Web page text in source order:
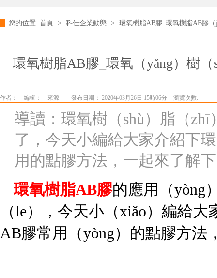
科（kē）佳UV無影膠水動態（tài） 科佳快幹膠動態
您的位置: 首頁 > 科佳企業動態 > 環氧樹脂AB膠_環氧樹脂AB膠
環氧樹脂AB膠_環氧（yǎng）樹
作者： 編輯： 來源： 發布日期： 2020年03月26日 15時06分 瀏覽次數:
導讀：環氧樹（shù）脂（
了，今天小編給大家介紹下
用的點膠方法，一起來了解
環氧樹脂AB膠的應用（yòng
（le），今天小（xiǎo）編給
AB膠常用（yòng）的點膠方法